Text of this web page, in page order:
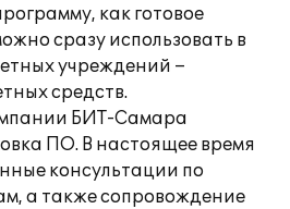
как готовое
сразу использовать в
учреждений –
средств.
БИТ-Самара
ПО. В настоящее время
консультации по
а также сопровождение